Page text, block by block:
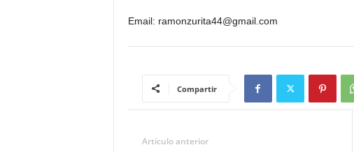
Email: ramonzurita44@gmail.com
Compartir
Artículo anterior